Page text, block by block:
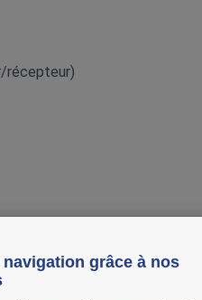
récepteur)
grâce à nos